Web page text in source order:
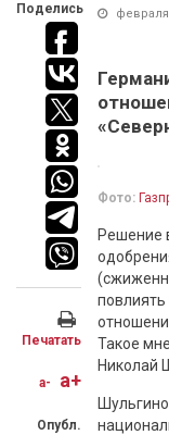
Поделись
Печатать
a- a+
Опубл.
февраля
Фото:
Решение
повлиять
Такое
Николай